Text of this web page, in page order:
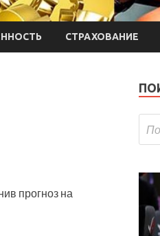
СТРАХОВАНИЕ
прогноз на